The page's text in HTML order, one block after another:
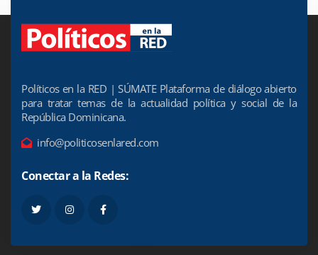
Políticos en la RED | SÚMATE Plataforma de diálogo abierto
para tratar temas de la actualidad política y social de la
República Dominicana.
info@politicosenlared.com
Conectar a la Redes: